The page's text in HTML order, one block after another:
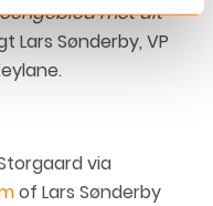
met dit
Lars Sønderby, VP
via
of Lars Sønderby